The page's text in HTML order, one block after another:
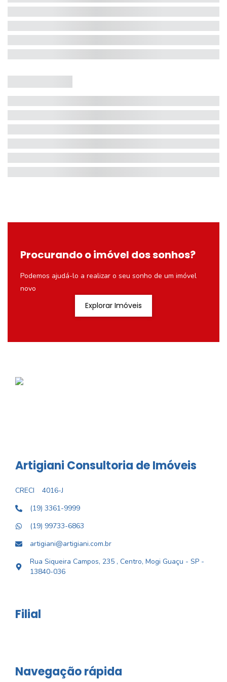
Procurando o imóvel dos sonhos?
Podemos ajudá-lo a realizar o seu sonho de um imóvel
novo
Explorar Imóveis
Artigiani Consultoria de Imóveis
CRECI
4016-J
(19) 3361-9999
(19) 99733-6863
artigiani@artigiani.com.br
Rua Siqueira Campos, 235 , Centro, Mogi Guaçu - SP -
13840-036
Filial
Navegação rápida